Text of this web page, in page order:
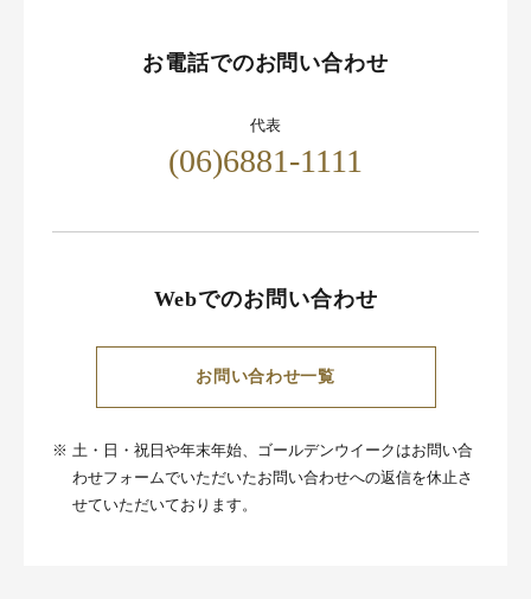
お電話でのお問い合わせ
代表
(06)6881-1111
Webでのお問い合わせ
お問い合わせ一覧
※ 土・日・祝日や年末年始、ゴールデンウイークはお問い合
わせフォームでいただいたお問い合わせへの返信を休止さ
せていただいております。